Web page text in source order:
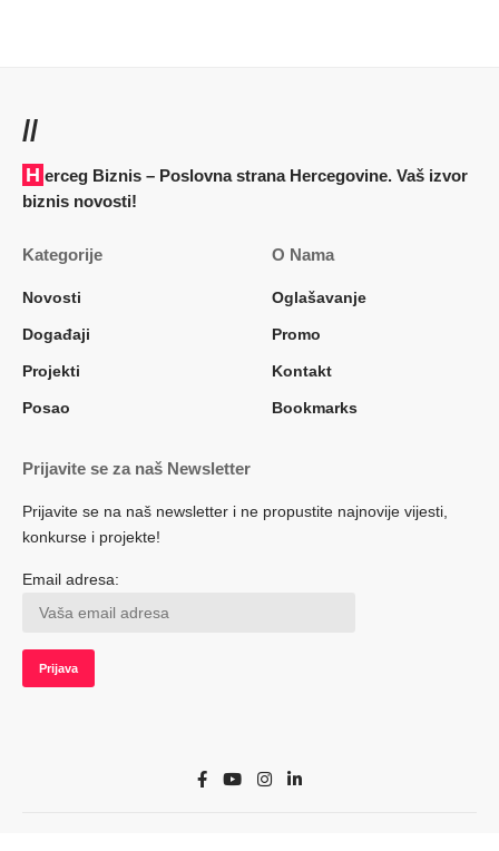
//
Herceg Biznis – Poslovna strana Hercegovine. Vaš izvor
biznis novosti!
Kategorije
Novosti
Događaji
Projekti
Posao
O Nama
Oglašavanje
Promo
Kontakt
Bookmarks
Prijavite se za naš Newsletter
Prijavite se na naš newsletter i ne propustite najnovije vijesti,
konkurse i projekte!
Email adresa: